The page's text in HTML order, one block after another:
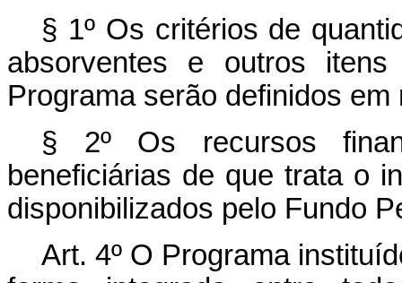
§ 1º Os critérios de
absorventes e outros
Programa serão definidos em
§ 2º Os recursos
beneficiárias de que trata o
disponibilizados pelo Fundo
Art. 4º O Programa